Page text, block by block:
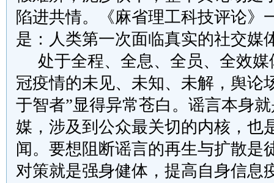
陷进共情。《麻省理工科技评论》
是：人类第一次面临真实的社交媒
处于全程、全息、全员、全效
冠疫情的未见、未知、未解，舆论
于智者”显得异常苍白。谣言本身
媒，涉及到公众最关切的内核，也
闻。要想阻断谣言的再生与扩散是
对策就是强身健体，提高自身信息